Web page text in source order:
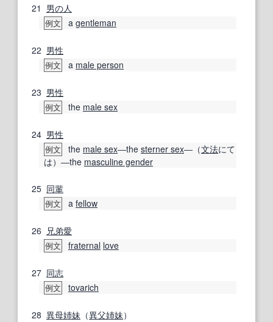
21 男の人
例文 a gentleman
22 男性
例文 a male person
23 男性
例文 the male sex
24 男性
例文 the male sex―the sterner sex―（文法にて
は）―the masculine gender
25 同輩
例文 a fellow
26 兄弟愛
例文 fraternal love
27 同志
例文 tovarich
28 異母姉妹 （異父姉妹）